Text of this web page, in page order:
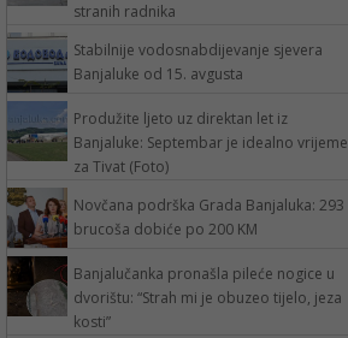
stranih radnika
Stabilnije vodosnabdijevanje sjevera
Banjaluke od 15. avgusta
Produžite ljeto uz direktan let iz
Banjaluke: Septembar je idealno vrijeme
za Tivat (Foto)
Novčana podrška Grada Banjaluka: 293
brucoša dobiće po 200 KM
Banjalučanka pronašla pileće nogice u
dvorištu: “Strah mi je obuzeo tijelo, jeza
kosti”